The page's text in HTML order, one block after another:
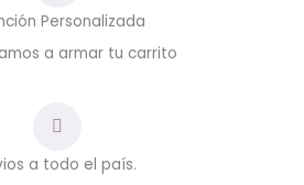
Personalizada
a armar tu carrito
a todo el país.